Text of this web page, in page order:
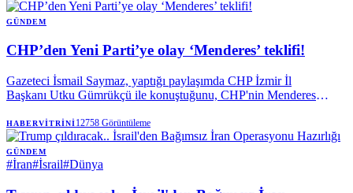
GÜNDEM
CHP’den Yeni Parti’ye olay ‘Menderes’ teklifi!
Gazeteci İsmail Saymaz, yaptığı paylaşımda CHP İzmir İl
Başkanı Utku Gümrükçü ile konuştuğunu, CHP'nin Menderes
duyurdu ve yapılan teklifi açıkladı.
HABERVITRINI12758 Görüntüleme
GÜNDEM
#İran#İsrail#Dünya